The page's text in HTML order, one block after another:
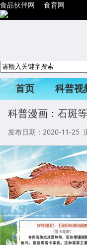
食品伙伴网 食育网
首页 科普视
科普活动
科普漫画：石斑
发布日期：2020-11-25